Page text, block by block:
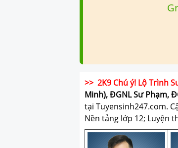
>> 2K9 Chú ý! Lộ Trình
Minh), ĐGNL Sư Phạm,
tại Tuyensinh247.com.
Nền tảng lớp 12; Luyện